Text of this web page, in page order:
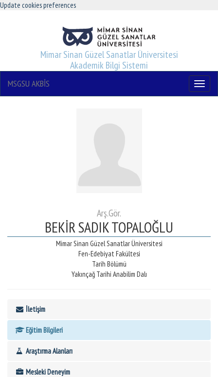
Update cookies preferences
Mimar Sinan Güzel Sanatlar Üniversitesi
Akademik Bilgi Sistemi
Menu
MSGSU AKBİS
Arş.Gör.
BEKİR SADIK TOPALOĞLU
Mimar Sinan Güzel Sanatlar Üniversitesi
Fen-Edebiyat Fakültesi
Tarih Bölümü
Yakınçağ Tarihi Anabilim Dalı
İletişim
Eğitim Bilgileri
Araştırma Alanları
Mesleki Deneyim